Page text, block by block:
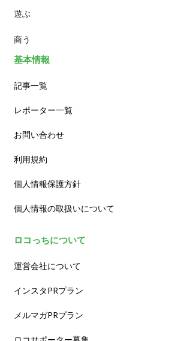
カフェ
遊ぶ
商う
基本情報
記事一覧
レポーター一覧
お問い合わせ
利用規約
個人情報保護方針
個人情報の取扱いについて
ロコっちについて
運営会社について
インスタPRプラン
メルマガPRプラン